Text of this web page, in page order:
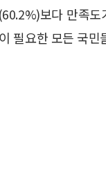
보다 만족
필요한 모든 국